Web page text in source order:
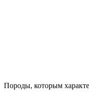
Породы, которым